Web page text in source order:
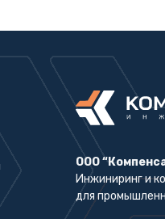
ООО
Инжиниринг и
для